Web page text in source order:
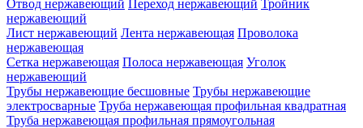
Отвод нержавеющий Переход нержавеющий Тройник
нержавеющий
Лист нержавеющий Лента нержавеющая Проволока
нержавеющая
Сетка нержавеющая Полоса нержавеющая Уголок
нержавеющий
Трубы нержавеющие бесшовные Трубы нержавеющие
электросварные Труба нержавеющая профильная квадратная
Труба нержавеющая профильная прямоугольная